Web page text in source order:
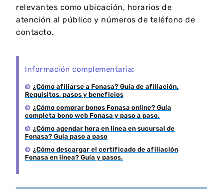
relevantes como ubicación, horarios de
atención al público y números de teléfono de
contacto.
Información complementaria:
¿Cómo afiliarse a Fonasa? Guía de afiliación.
Requisitos, pasos y beneficios
¿Cómo comprar bonos Fonasa online? Guía
completa bono web Fonasa y paso a paso.
¿Cómo agendar hora en línea en sucursal de
Fonasa? Guía paso a paso
¿Cómo descargar el certificado de afiliación
Fonasa en línea? Guía y pasos.